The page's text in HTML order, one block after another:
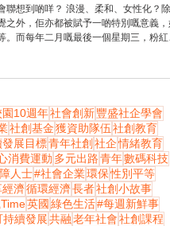
聯想到啲咩？ 浪漫、柔和、女性化？除
之外，佢亦都被賦予一啲特別嘅意義，
。而每年二月嘅最後一個星期三，粉紅
日嘅代表顏色。 國際反欺凌日 (Pink
10週年社會創新豐盛社企學會
社創基金獲資助隊伍社創教育
展目標青年社創 社企情緒教育
消費運動 多元出路青年數碼科技
人士#社會企業環保性別平等
經濟循環經濟長者社創小故事
英國 綠色生活#每週新鮮事
持續發展共融老年社會社創課程